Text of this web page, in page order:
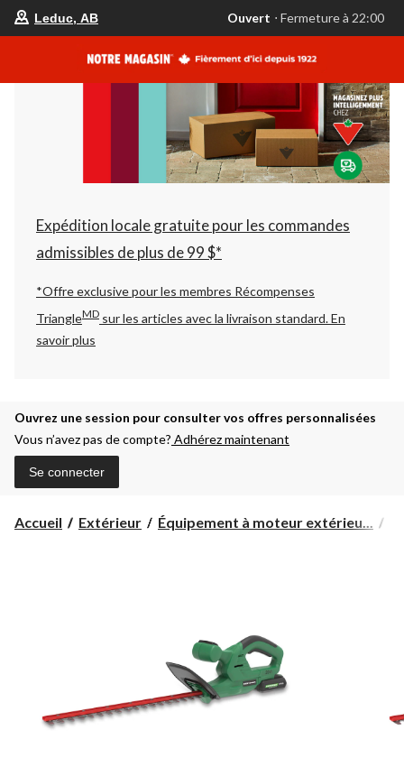
votre
est
AB,
Ouvert,
Fermeture
à
22:00
changer
Leduc, AB Ouvert ⋅ Fermeture à 22:00
Expédition locale gratuite pour les commandes
admissibles de plus de 99 $*
*Offre exclusive pour les membres Récompenses
TriangleMD sur les articles avec la livraison standard.En
savoir plus
Ouvrez une session pour consulter vos offres personnalisées
Vous n’avez pas de compte? Adhérez maintenant
Se connecter
Accueil Extérieur Équipement à moteur extérieu...